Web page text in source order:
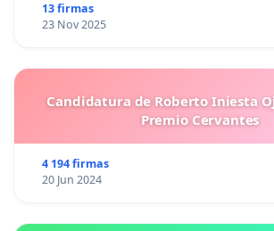
13 firmas
23 Nov 2025
Candidatura de Roberto Iniesta
Premio Cervantes
4 194 firmas
20 Jun 2024